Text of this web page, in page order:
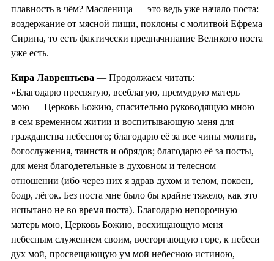
плавность в чём? Масленица — это ведь уже начало поста:
воздержание от мясной пищи, поклоны с молитвой Ефрема
Сирина, то есть фактически предначинание Великого поста
уже есть.
Кира Лаврентьева — Продолжаем читать:
«Благодарю пресвятую, всеблагую, премудрую матерь
мою — Церковь Божию, спасительно руководящую мною
в сем временном житии и воспитывающую меня для
гражданства небесного; благодарю её за все чины молитв,
богослужения, таинств и обрядов; благодарю её за посты,
для меня благодетельные в духовном и телесном
отношении (ибо через них я здрав духом и телом, покоен,
бодр, лёгок. Без поста мне было бы крайне тяжело, как это
испытано не во время поста). Благодарю непорочную
матерь мою, Церковь Божию, восхищающую меня
небесным служением своим, восторгающую горе, к небеси
дух мой, просвещающую ум мой небесною истиною,